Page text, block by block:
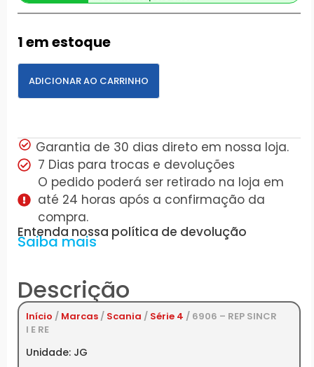
1 em estoque
ADICIONAR AO CARRINHO
Garantia de 30 dias direto em nossa loja.
7 Dias para trocas e devoluções
O pedido poderá ser retirado na loja em
até 24 horas após a confirmação da
compra.
Entenda nossa política de devolução
Saiba mais
Descrição
Início / Marcas / Scania / Série 4 / 6906 – REP SINCR
I E RE
Unidade: JG